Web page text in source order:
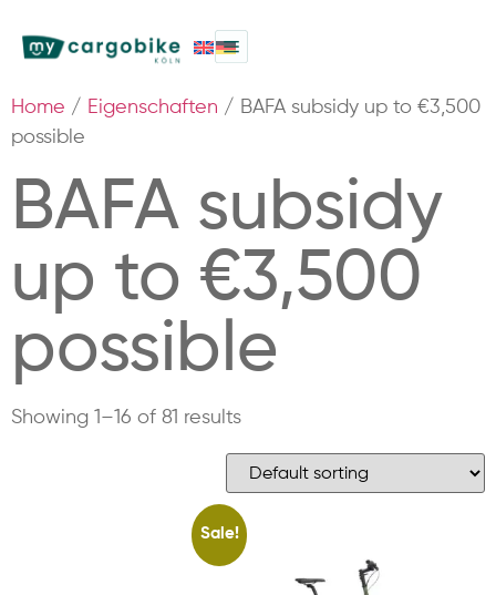
Home / Eigenschaften / BAFA subsidy up to €3,500
possible
BAFA subsidy
up to €3,500
possible
Showing 1–16 of 81 results
Sale!